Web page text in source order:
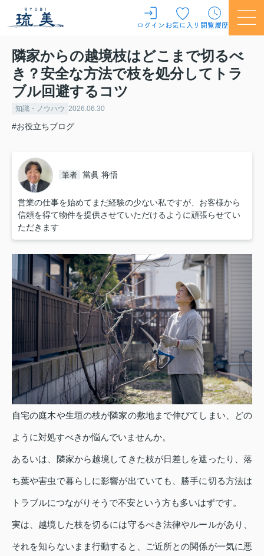
ログインお気に入り 閲覧履歴
隣家からの越境枝はどこまで切るべ
き？安全な方法で枝を処分してトラ
ブル回避するコツ
知識・ノウハウ 2026.06.30
#お役立ちブログ
筆者 當眞 将悟
営業の仕事を始めてまだ経験の少ない私ですが、お客様から
信頼を得て物件を提供させていただけるように頑張らせてい
ただきます
自宅の庭木や生垣の枝が隣家の敷地まで伸びてしまい、どの
ように対処すべきか悩んでいませんか。
あるいは、隣家から越境してきた枝が日差しを遮ったり、落
ち葉や害虫で暮らしに影響が出ていても、勝手に切る方法は
トラブルにつながりそうで不安という方も多いはずです。
実は、越境した枝を切るには守るべき法律やルールがあり、
それを知らないまま行動すると、ご近所との関係が一気に悪